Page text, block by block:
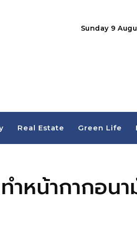
Sunday 9
Real Estate Green Life
หน้ากากอน